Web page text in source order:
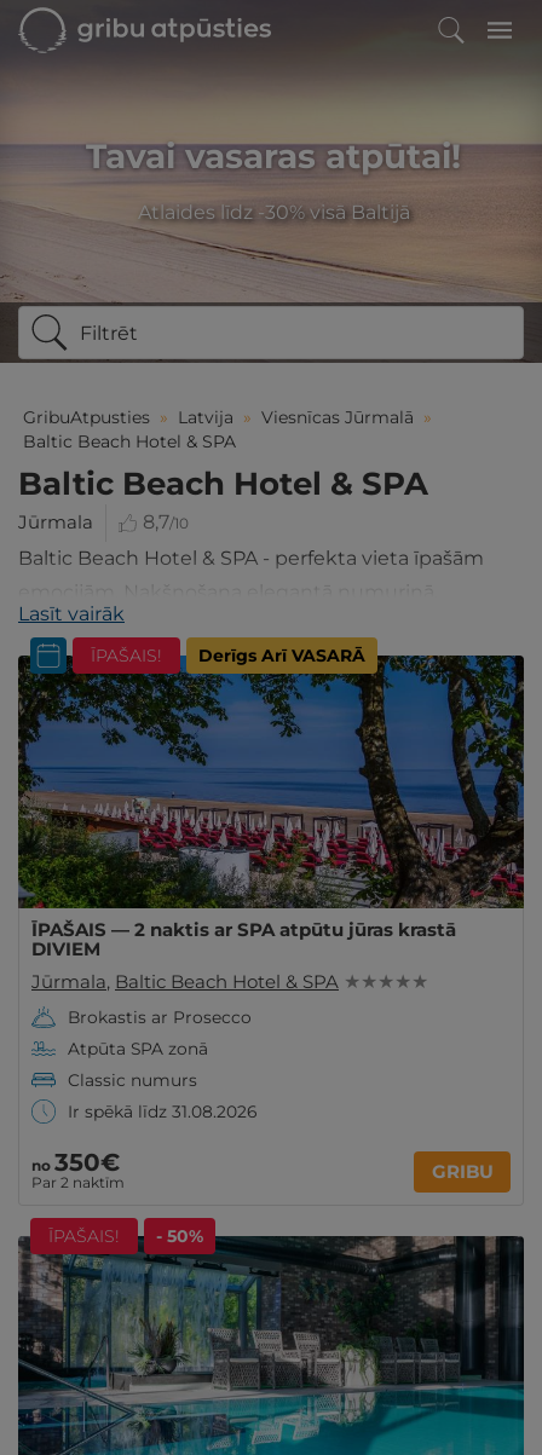
Tavai vasaras atpūtai!
Atlaides līdz -30% visā Baltijā
Filtrēt
GribuAtpusties » Latvija » Viesnīcas Jūrmalā »
Baltic Beach Hotel & SPA
Baltic Beach Hotel & SPA
Jūrmala 8,7/10
Baltic Beach Hotel & SPA - perfekta vieta īpašām
emocijām. Nakšņošana elegantā numuriņā,
vakariņas restorānā, SPA procedūras, baseins u.c.
Rezervējiet!
Lasīt vairāk
ĪPAŠAIS! Derīgs Arī VASARĀ
ĪPAŠAIS — 2 naktis ar SPA atpūtu jūras krastā
DIVIEM
Jūrmala, Baltic Beach Hotel & SPA ★ ★ ★ ★ ★
Brokastis ar Prosecco
Atpūta SPA zonā
Classic numurs
Ir spēkā līdz 31.08.2026
no 350€
Par 2 naktīm GRIBU
ĪPAŠAIS! - 50%